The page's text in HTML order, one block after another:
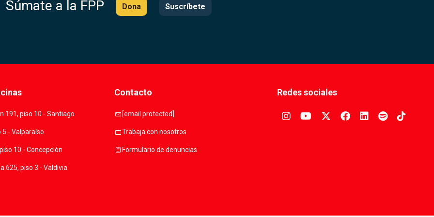
Súmate a la FPP
Dona Suscríbete
191, piso 10 - Santiago
5 - Valparaíso
10 - Concepción
625, piso 3 - Valdivia
Contacto
mail [email protected]
workTrabaja con nosotros
assignment Formulario de denuncias
Redes sociales